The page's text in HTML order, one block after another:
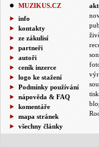
MUZIKUS.CZ
info
kontakty
ze zákulisí
partneři
autoři
ceník inzerce
logo ke stažení
Podmínky používání
nápověda & FAQ
komentáře
mapa stránek
všechny články